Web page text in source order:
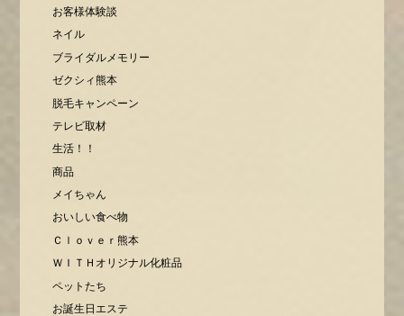
お客様体験談
ネイル
ブライダルメモリー
ゼクシィ熊本
脱毛キャンペーン
テレビ取材
生活！！
商品
メイちゃん
おいしい食べ物
Ｃｌｏｖｅｒ熊本
ＷＩＴＨオリジナル化粧品
ペットたち
お誕生日エステ